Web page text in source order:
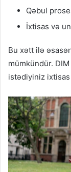
Qəbul
İxtisas və
Bu xətt ilə
mümkündür.
istədiyiniz